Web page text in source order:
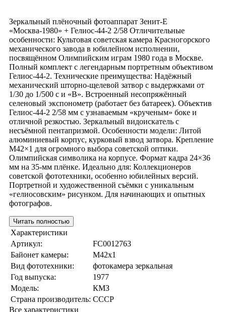
Зеркальный плёночный фотоаппарат Зенит-Е
«Москва-1980» + Гелиос-44-2 2/58 Отличительные
особенности: Культовая советская камера Красногорского
механического завода в юбилейном исполнении,
посвящённом Олимпийским играм 1980 года в Москве.
Полный комплект с легендарным портретным объективом
Гелиос-44-2. Технические преимущества: Надёжный
механический шторно-щелевой затвор с выдержками от
1/30 до 1/500 с и «В». Встроенный несопряжённый
селеновый экспонометр (работает без батареек). Объектив
Гелиос-44-2 2/58 мм с узнаваемым «крученым» боке и
отличной резкостью. Зеркальный видоискатель с
несъёмной пентапризмой. Особенности модели: Литой
алюминиевый корпус, курковый взвод затвора. Крепление
М42×1 для огромного выбора советской оптики.
Олимпийская символика на корпусе. Формат кадра 24×36
мм на 35-мм плёнке. Идеально для: Коллекционеров
советской фототехники, особенно юбилейных версий.
Портретной и художественной съёмки с уникальным
«гелиосовским» рисунком. Для начинающих и опытных
фотографов.
Читать полностью
Характеристики
Артикул:
FC0012763
Байонет камеры:
M42x1
Вид фототехники:
фотокамера зеркальная
Год выпуска:
1977
Модель:
КМЗ
Страна производитель: СССР
Все характеристики